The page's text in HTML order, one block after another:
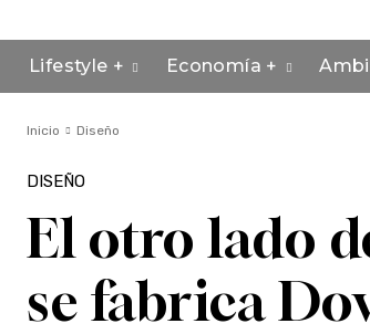
Lifestyle + Economía +
Inicio Diseño
DISEÑO
El otro lado
se fabrica